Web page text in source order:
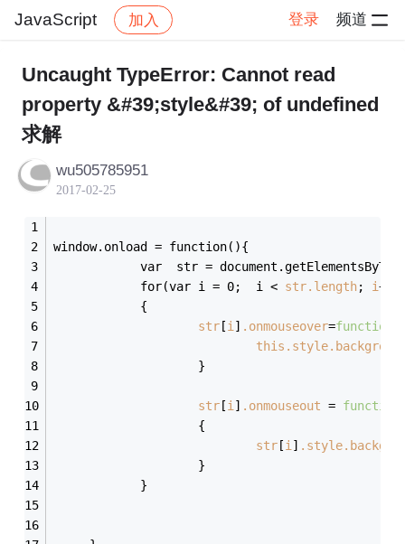
JavaScript 加入 登录 频道
社区 JavaScript
Uncaught TypeError: Cannot read
property &#39;style&#39; of undefined
求解
wu505785951
2017-02-25
window.onload = function(){
var  str =
            for(var i = 0;  i
< str.length; i++)
            {
str [i ] .onmouseover=
                    }
str [i ] .onmouseout =
                    {
str [i ]
                    }
            }